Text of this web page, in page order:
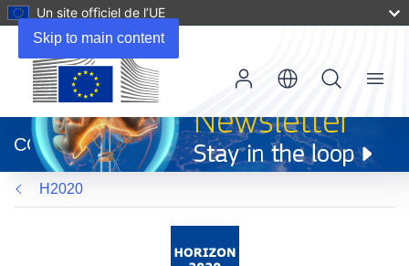
Skip to main content
Un site officiel de l’UE
dans
une
nouvelle
fenêtre)
CORDIS
Menu
H2020